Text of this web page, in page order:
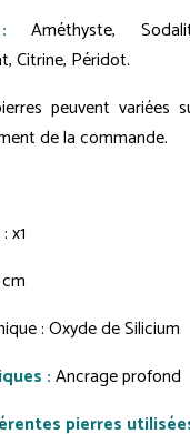
Améthyste,
Citrine, Péridot.
peuvent variées
de la commande.
x1
: Oxyde de Silicium
:Ancrage profond
pierres